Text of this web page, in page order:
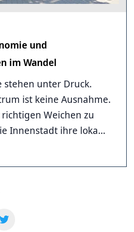
und
im Wandel
stehen unter Druck.
ist keine Ausnahme.
Weichen zu
Innenstadt ihre loka...